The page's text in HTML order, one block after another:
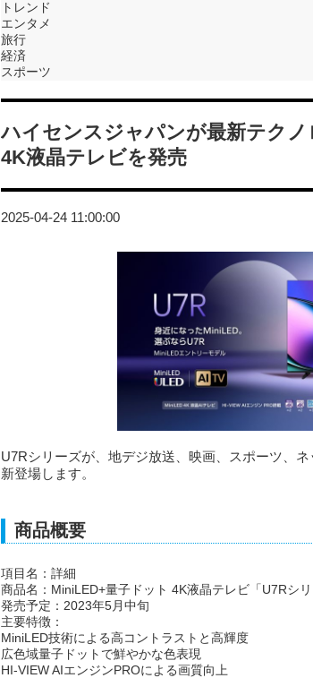
トレンド
エンタメ
旅行
経済
スポーツ
ハイセンスジャパンが最新テクノ
4K液晶テレビを発売
2025-04-24 11:00:00
U7Rシリーズが、地デジ放送、映画、スポーツ、
新登場します。
商品概要
項目名：詳細
商品名：MiniLED+量子ドット 4K液晶テレビ「U7Rシリ
発売予定：2023年5月中旬
主要特徴：
MiniLED技術による高コントラストと高輝度
広色域量子ドットで鮮やかな色表現
HI-VIEW AIエンジンPROによる画質向上